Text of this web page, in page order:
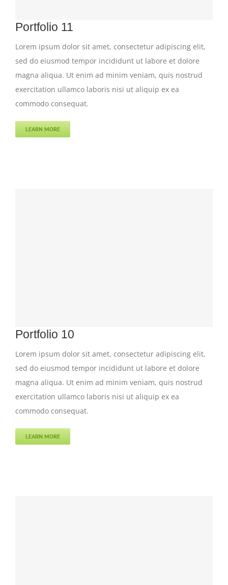
Portfolio 11
Lorem ipsum dolor sit amet, consectetur adipiscing elit,
sed do eiusmod tempor incididunt ut labore et dolore
magna aliqua. Ut enim ad minim veniam, quis nostrud
exercitation ullamco laboris nisi ut aliquip ex ea
commodo consequat.
LEARN MORE
Portfolio 10
Lorem ipsum dolor sit amet, consectetur adipiscing elit,
sed do eiusmod tempor incididunt ut labore et dolore
magna aliqua. Ut enim ad minim veniam, quis nostrud
exercitation ullamco laboris nisi ut aliquip ex ea
commodo consequat.
LEARN MORE